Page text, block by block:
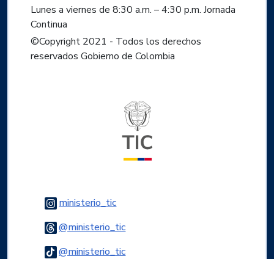
Lunes a viernes de 8:30 a.m. – 4:30 p.m. Jornada
Continua
©Copyright 2021 - Todos los derechos
reservados Gobierno de Colombia
ministerio_ticLogo Instagram
@ministerio_ticLogo Threads
@ministerio_ticLogo Tiktok